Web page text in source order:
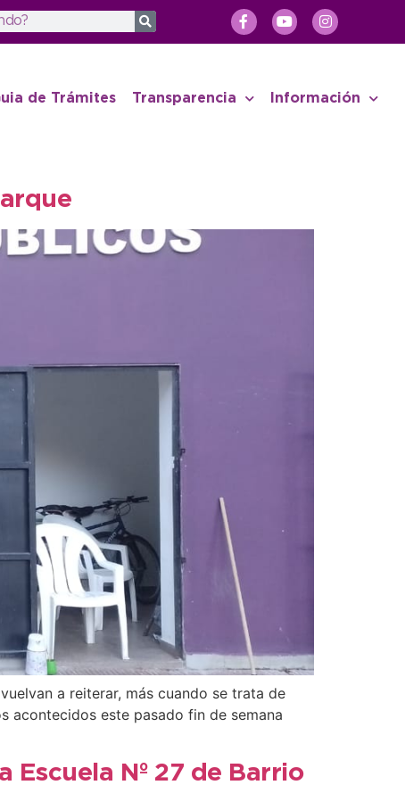
de Trámites Transparencia Información
a reiterar, más cuando se trata de
acontecidos este pasado fin de semana
Escuela Nº 27 de Barrio